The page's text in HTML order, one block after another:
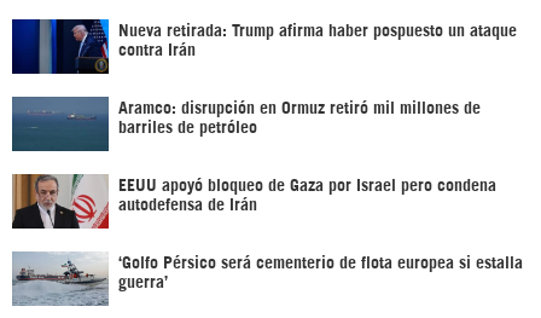
Nueva retirada: Trump afirma haber pospuesto un ataque
contra Irán
Aramco: disrupción en Ormuz retiró mil millones de
barriles de petróleo
EEUU apoyó bloqueo de Gaza por Israel pero condena
autodefensa de Irán
‘Golfo Pérsico será cementerio de flota europea si estalla
guerra’